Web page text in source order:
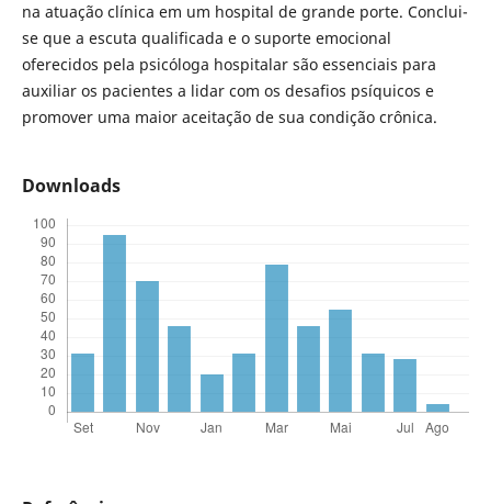
na atuação clínica em um hospital de grande porte. Conclui-
se que a escuta qualificada e o suporte emocional
oferecidos pela psicóloga hospitalar são essenciais para
auxiliar os pacientes a lidar com os desafios psíquicos e
promover uma maior aceitação de sua condição crônica.
Downloads